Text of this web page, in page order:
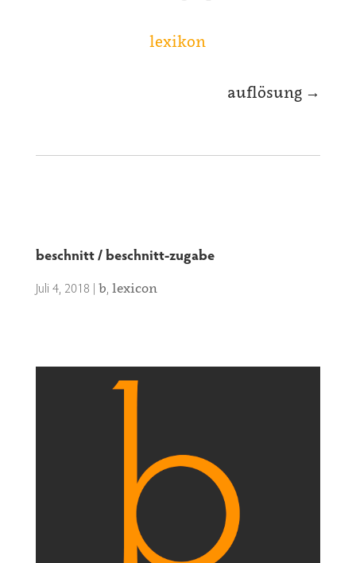
lexikon
auflösung →
beschnitt / beschnitt-zugabe
Juli 4, 2018 | b lexicon